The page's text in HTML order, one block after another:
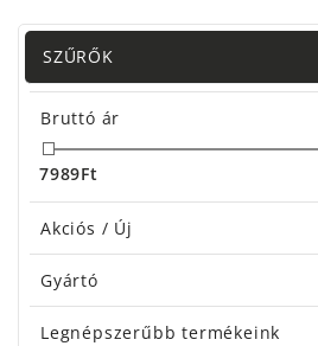
SZŰRŐK
Bruttó ár
7989Ft
Akciós / Új
Gyártó
Legnépszerűbb termékeink